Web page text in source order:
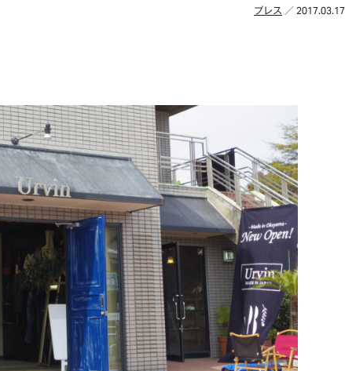
プレス ／ 2017.03.17